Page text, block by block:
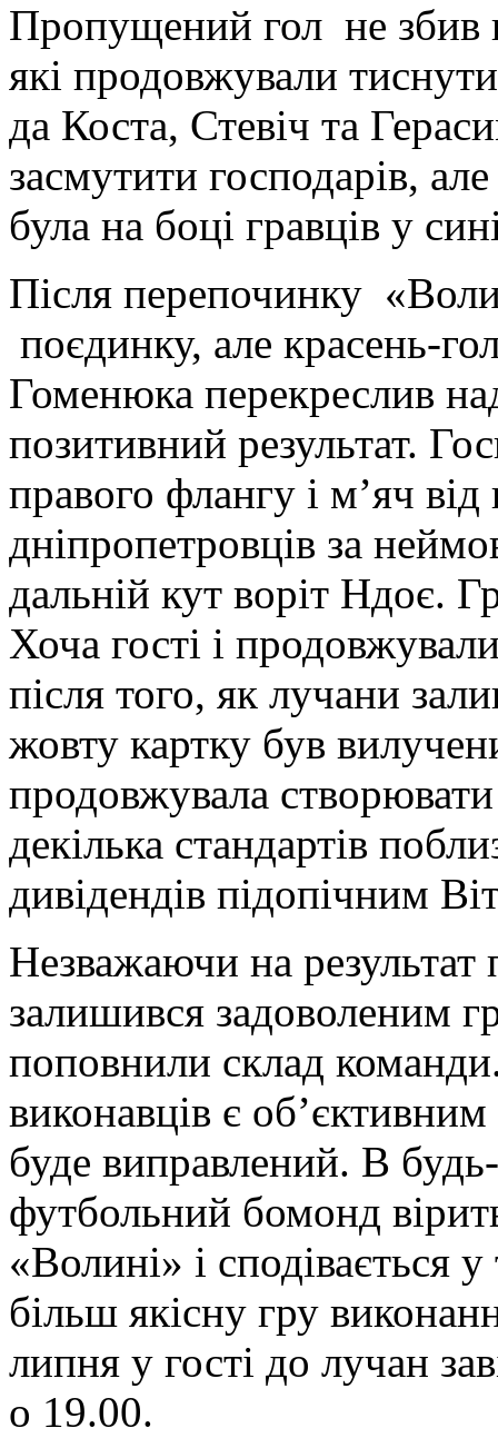
Пропущений гол не збив
які продовжували
да Коста, Стевіч та
засмутити господарів,
була на боці гравців у
Після перепочинку
поєдинку, але красень-
Гоменюка перекреслив
позитивний результат.
правого флангу і м’яч
дніпропетровців за
дальній кут воріт Ндоє.
Хоча гості і
після того, як лучани
жовту картку був
продовжувала
декілька стандартів
дивідендів підопічним
Незважаючи на
залишився задоволеним
поповнили склад
виконавців є
буде виправлений. В
футбольний бомонд
«Волині» і сподівається
більш якісну гру
липня у гості до лучан
о 19.00.